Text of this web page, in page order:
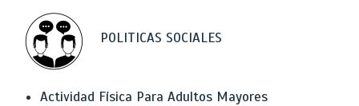
POLITICAS SOCIALES
Actividad Física Para Adultos Mayores